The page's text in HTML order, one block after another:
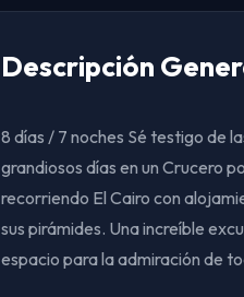
Descripción
8 días / 7 noches Sé testigo de
grandiosos días en un Crucero
recorriendo El Cairo con
sus pirámides. Una increíble
espacio para la admiración de